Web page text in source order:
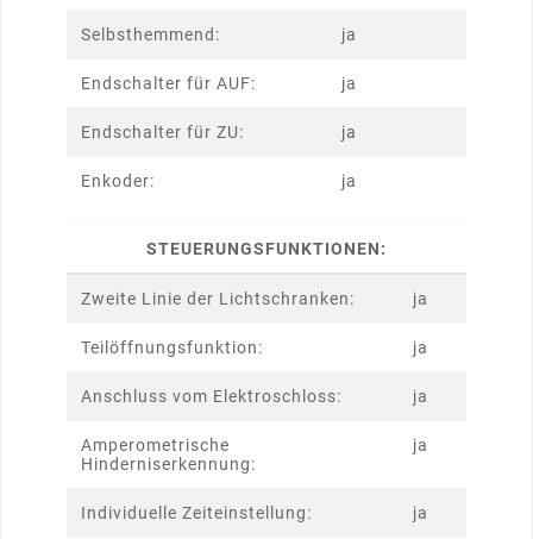
Selbsthemmend: ja
Endschalter für AUF: ja
Endschalter für ZU: ja
Enkoder: ja
STEUERUNGSFUNKTIONEN:
Zweite Linie der Lichtschranken: ja
Teilöffnungsfunktion: ja
Anschluss vom Elektroschloss: ja
Amperometrische
Hinderniserkennung:
ja
Individuelle Zeiteinstellung: ja